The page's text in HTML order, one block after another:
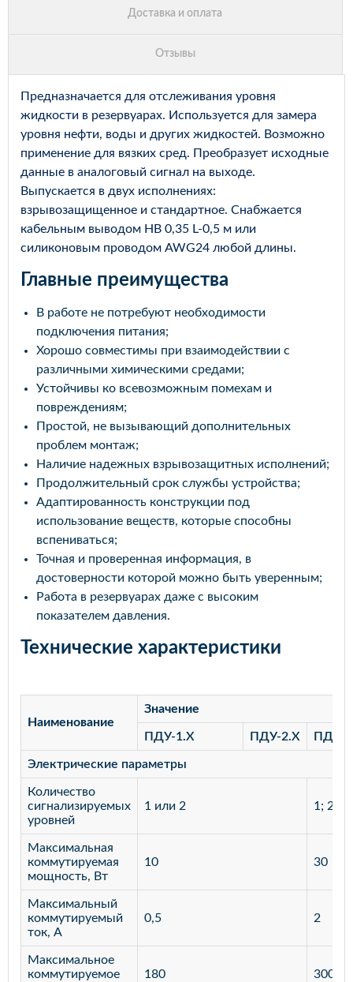
Предназначается для отслеживания уровня
жидкости в резервуарах. Используется для замера
уровня нефти, воды и других жидкостей. Возможно
применение для вязких сред. Преобразует исходные
данные в аналоговый сигнал на выходе.
Выпускается в двух исполнениях:
взрывозащищенное и стандартное. Снабжается
кабельным выводом НВ 0,35 L-0,5 м или
силиконовым проводом AWG24 любой длины.
Главные преимущества
В работе не потребуют необходимости
подключения питания;
Хорошо совместимы при взаимодействии с
различными химическими средами;
Устойчивы ко всевозможным помехам и
повреждениям;
Простой, не вызывающий дополнительных
проблем монтаж;
Наличие надежных взрывозащитных исполнений;
Продолжительный срок службы устройства;
Адаптированность конструкции под
использование веществ, которые способны
вспениваться;
Точная и проверенная информация, в
достоверности которой можно быть уверенным;
Работа в резервуарах даже с высоким
показателем давления.
Технические характеристики
Наименование
Значение
ПДУ-1.Х ПДУ-2.Х ПДУ-
Электрические параметры
Количество
сигнализируемых
уровней
1 или 2 1; 2; 3
Максимальная
коммутируемая
мощность, Вт
10 30
Максимальный
коммутируемый
ток, А
0,5 2
Максимальное
коммутируемое
180 300